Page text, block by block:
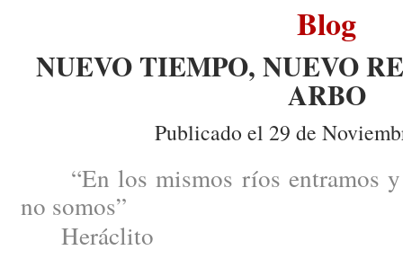
Blog
NUEVO TIEMPO, NUEVO
ARBO
Publicado el 29 de
“En los mismos ríos entramos y
no somos”
Heráclito